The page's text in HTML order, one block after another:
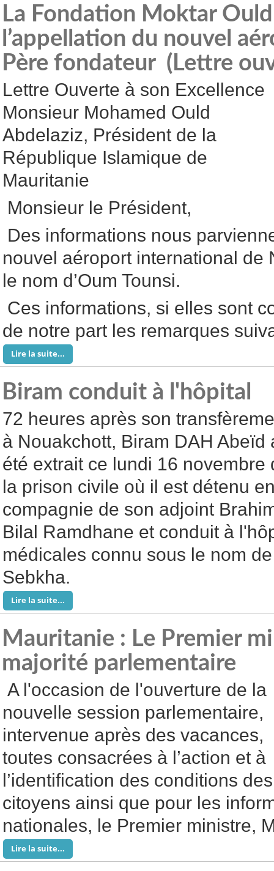
La Fondation Moktar
l’appellation du nouvel
Père fondateur (Lettre
Lettre Ouverte à son Excellence
Monsieur Mohamed Ould
Abdelaziz, Président de la
République Islamique de
Mauritanie
Monsieur le Président,
Des informations nous
nouvel aéroport international de
le nom d’Oum Tounsi.
Ces informations, si elles sont
de notre part les remarques
Lire la suite...
Biram conduit à l'hôpital
72 heures après son
à Nouakchott, Biram DAH Abeïd
été extrait ce lundi 16 novembre
la prison civile où il est détenu
compagnie de son adjoint
Bilal Ramdhane et conduit à
médicales connu sous le nom
Sebkha.
Lire la suite...
Mauritanie : Le Premier
majorité parlementaire
A l'occasion de l'ouverture de la
nouvelle session parlementaire,
intervenue après des vacances,
toutes consacrées à l’action et à
l’identification des conditions des
citoyens ainsi que pour les
nationales, le Premier ministre,
Lire la suite...